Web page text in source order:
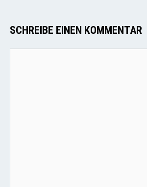
SCHREIBE EINEN KOMMENTAR